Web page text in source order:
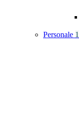
Personale